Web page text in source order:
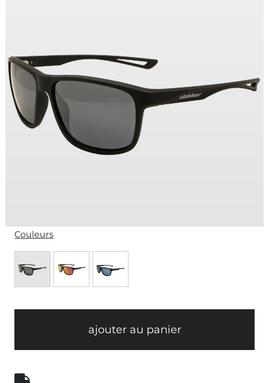
Couleurs
ajouter au panier